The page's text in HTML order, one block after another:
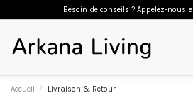
Besoin de conseils ? Appelez-nous a
Accueil Livraison & Retour